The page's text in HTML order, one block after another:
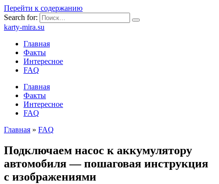
Перейти к содержанию
Search for:
karty-mira.su
Главная
Факты
Интересное
FAQ
Главная
Факты
Интересное
FAQ
Главная » FAQ
Подключаем насос к аккумулятору
автомобиля — пошаговая инструкция
с изображениями